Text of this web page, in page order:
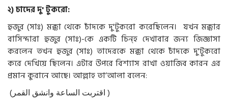
২)চাদেরদু'টুকরো:
হুজুর (সাঃ) মক্কা থেকে চাঁদকে দু'টুকরো করেছিলেন। যখন মক্কার
বাসিন্দারা হুজুর (সাঃ)-কে একটি চিন্হ দেখাবার জন্য জিজ্ঞাসা
করলেন তখন হুজুর (সাঃ) তাদেরকে মক্কা থেকে চাঁদকে দু'টুকরো
করে দেখিয়ে ছিলেন। এটার উপরে বিশ্যাস রাখা ওয়াজিব কারন এর
প্রমান কুরানে আছে। আল্লাহ তা’আলা বলেন:
(اقتربت الساعة وانشق القمر )